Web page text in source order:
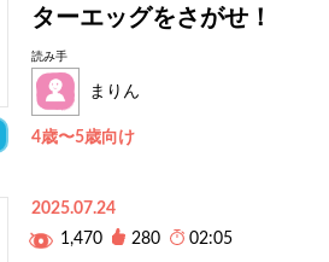
ターエッグをさがせ！
読み手
まりん
4歳〜5歳向け
2025.07.24
1,470
280 02:05